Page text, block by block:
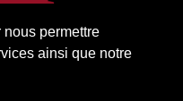
permettre
ainsi que notre